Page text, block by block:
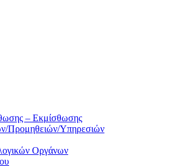
– Εκμίσθωσης
Προμηθειών/Υπηρεσιών
Οργάνων